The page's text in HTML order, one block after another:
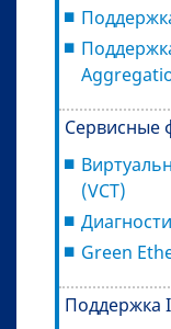
Сервисные
(VCT)
Green
Поддержка